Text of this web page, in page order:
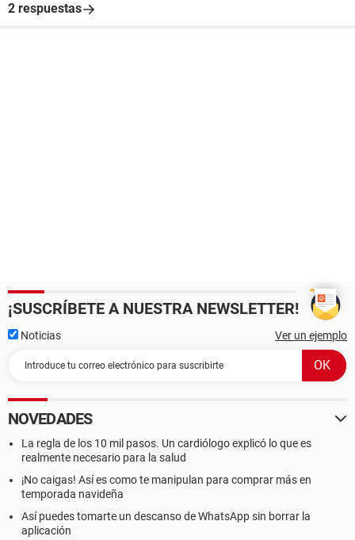
2 respuestas
¡SUSCRÍBETE A NUESTRA NEWSLETTER!
Noticias Ver un ejemplo
NOVEDADES
La regla de los 10 mil pasos. Un cardiólogo explicó lo que es
realmente necesario para la salud
¡No caigas! Así es como te manipulan para comprar más en
temporada navideña
Así puedes tomarte un descanso de WhatsApp sin borrar la
aplicación